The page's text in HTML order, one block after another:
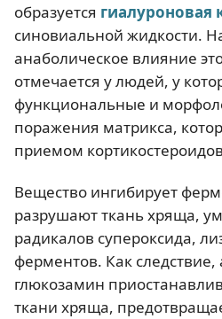
образуется гиалуроновая
синовиальной жидкости.
анаболическое влияние
отмечается у людей, у
функциональные и
поражения матрикса,
приемом
Вещество ингибирует
разрушают ткань хряща,
радикалов супероксида,
ферментов. Как
глюкозамин
ткани хряща,